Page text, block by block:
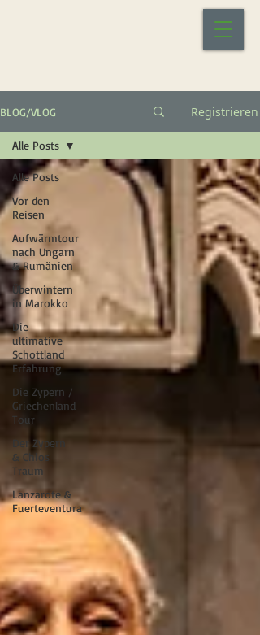
BLOG/VLOG Registrieren
Alle Posts
Vor den
Reisen
Aufwärmtour
nach Ungarn
& Rumänien
Überwintern
in Marokko
Die
ultimative
Schottland
Erfahrung
Die Zypern /
Griechenland
Tour
Der Zypern
& Chios
Traum
Lanzarote &
Fuerteventura
Alle Posts